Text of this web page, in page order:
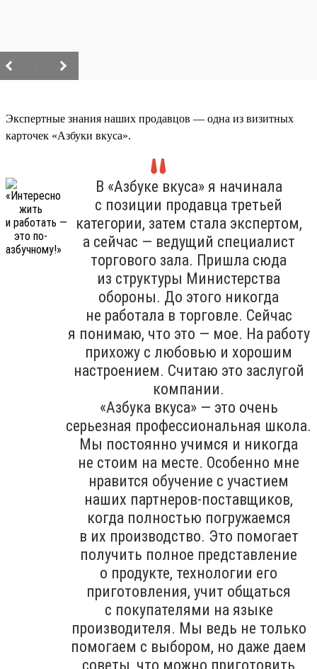
Экспертные знания наших продавцов — одна из визитных
карточек «Азбуки вкуса».
В «Азбуке вкуса» я начинала
с позиции продавца третьей
категории, затем стала экспертом,
а сейчас — ведущий специалист
торгового зала. Пришла сюда
из структуры Министерства
обороны. До этого никогда
не работала в торговле. Сейчас
я понимаю, что это — мое. На работу
прихожу с любовью и хорошим
настроением. Считаю это заслугой
компании.
«Азбука вкуса» — это очень
серьезная профессиональная школа.
Мы постоянно учимся и никогда
не стоим на месте. Особенно мне
нравится обучение с участием
наших партнеров-поставщиков,
когда полностью погружаемся
в их производство. Это помогает
получить полное представление
о продукте, технологии его
приготовления, учит общаться
с покупателями на языке
производителя. Мы ведь не только
помогаем с выбором, но даже даем
советы, что можно приготовить